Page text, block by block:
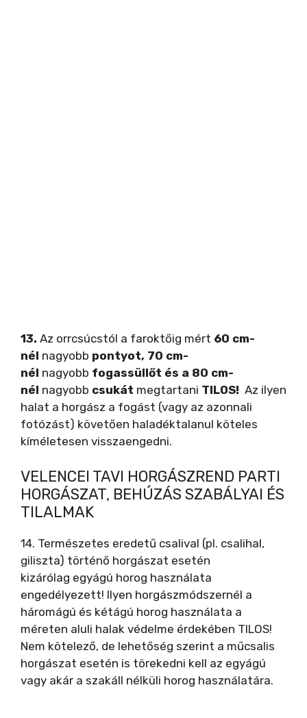
13. Az orrcsúcstól a faroktőig mért 60 cm-
nél nagyobb pontyot, 70 cm-
nél nagyobb fogassüllőt és a 80 cm-
nél nagyobb csukát megtartani TILOS! Az ilyen
halat a horgász a fogást (vagy az azonnali
fotózást) követően haladéktalanul köteles
kíméletesen visszaengedni.
VELENCEI TAVI HORGÁSZREND PARTI
HORGÁSZAT, BEHÚZÁS SZABÁLYAI ÉS
TILALMAK
14. Természetes eredetű csalival (pl. csalihal,
giliszta) történő horgászat esetén
kizárólag egyágú horog használata
engedélyezett! Ilyen horgászmódszernél a
háromágú és kétágú horog használata a
méreten aluli halak védelme érdekében TILOS!
Nem kötelező, de lehetőség szerint a műcsalis
horgászat esetén is törekedni kell az egyágú
vagy akár a szakáll nélküli horog használatára.